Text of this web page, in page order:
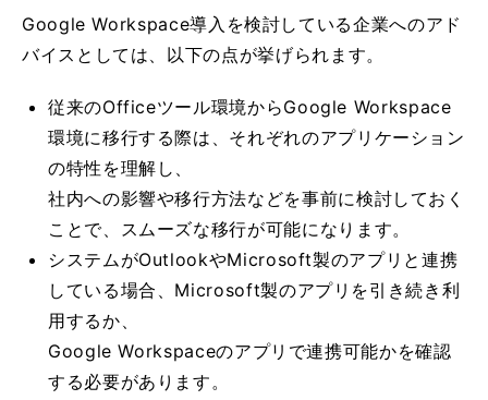
Google Workspace導入を検討している企業へのアド
バイスとしては、以下の点が挙げられます。
従来のOfficeツール環境からGoogle Workspace
環境に移行する際は、それぞれのアプリケーション
の特性を理解し、
社内への影響や移行方法などを事前に検討しておく
ことで、スムーズな移行が可能になります。
システムがOutlookやMicrosoft製のアプリと連携
している場合、Microsoft製のアプリを引き続き利
用するか、
Google Workspaceのアプリで連携可能かを確認
する必要があります。